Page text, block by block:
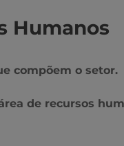
Humanos
compõem o setor.
de recursos